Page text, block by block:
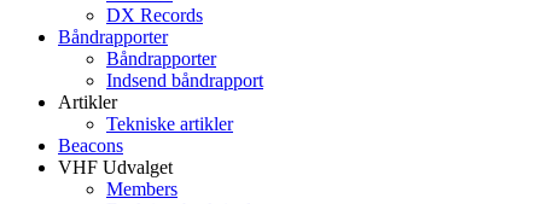
DX Records
Båndrapporter
Båndrapporter
Indsend båndrapport
Artikler
Tekniske artikler
Beacons
VHF Udvalget
Members